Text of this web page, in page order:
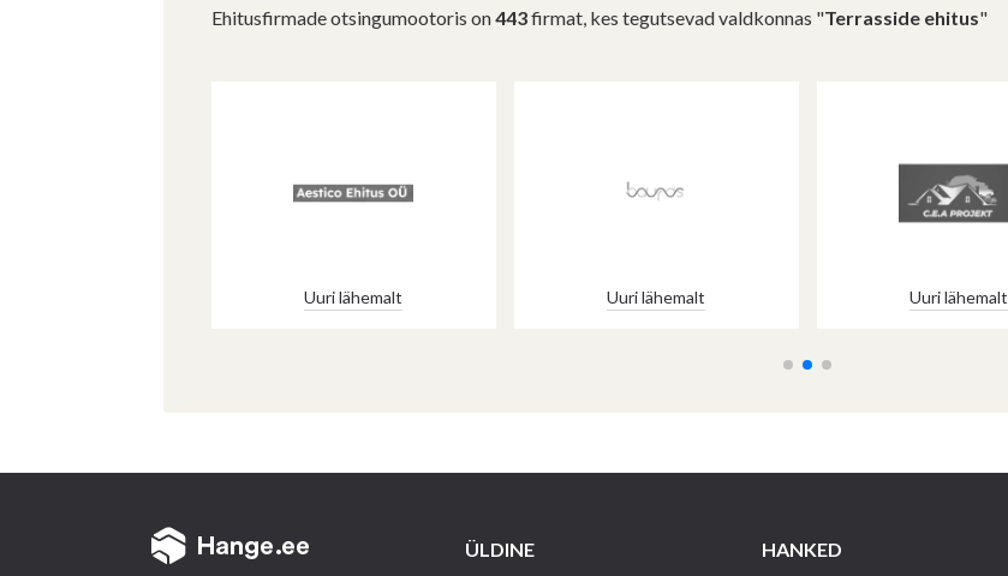
Ehitusfirmade otsingumootoris on443firmat, kes tegutsevad valdkonnas "Terrasside ehitus"
Uuri lähemalt Uuri lähemalt Uuri lähemalt
ÜLDINE HANKED